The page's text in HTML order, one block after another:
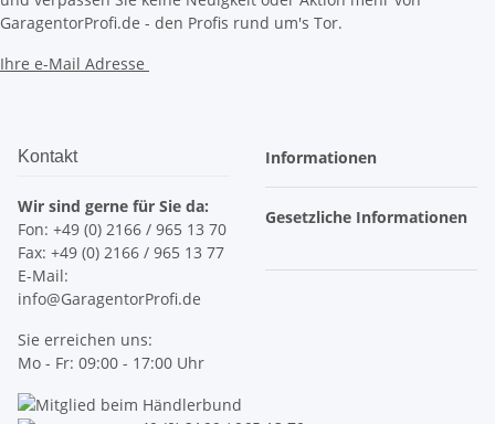
GaragentorProfi.de - den Profis rund um's Tor.
Ihre e-Mail Adresse
Kontakt
Wir sind gerne für Sie da:
Fon: +49 (0) 2166 / 965 13 70
Fax: +49 (0) 2166 / 965 13 77
E-Mail:
info@GaragentorProfi.de
Sie erreichen uns:
Mo - Fr: 09:00 - 17:00 Uhr
Informationen
Gesetzliche Informationen